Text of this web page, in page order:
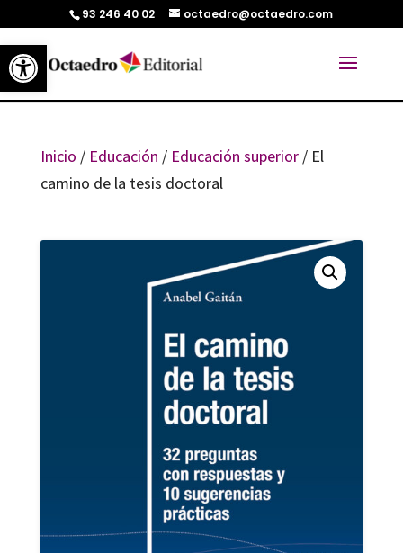
Abrir barra de herramientas
93 246 40 02 octaedro@octaedro.com
Inicio / Educación / Educación superior/ El
camino de la tesis doctoral